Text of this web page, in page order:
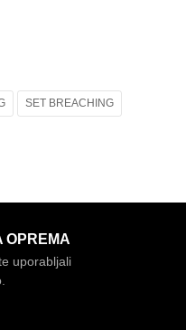
SET BREACHING
OPREMA
uporabljali